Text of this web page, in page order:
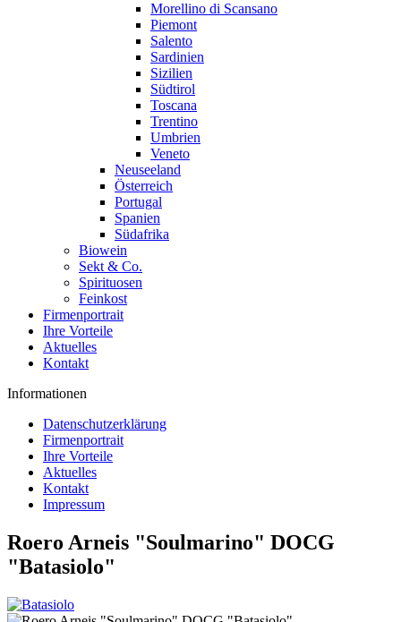
Morellino di Scansano
Piemont
Salento
Sardinien
Sizilien
Südtirol
Toscana
Trentino
Umbrien
Veneto
Neuseeland
Österreich
Portugal
Spanien
Südafrika
Biowein
Sekt & Co.
Spirituosen
Feinkost
Firmenportrait
Ihre Vorteile
Aktuelles
Kontakt
Informationen
Datenschutzerklärung
Firmenportrait
Ihre Vorteile
Aktuelles
Kontakt
Impressum
Roero Arneis "Soulmarino" DOCG
"Batasiolo"